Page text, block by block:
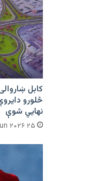
کابل
څلورو
نهایي شوې
۲۵ Jun ۲۰۲۶